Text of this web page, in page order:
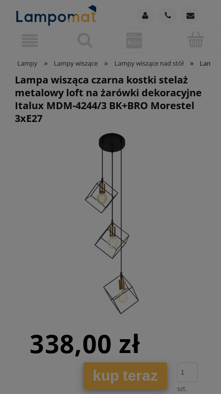
Lampy » Lampy wiszące » Lampy wiszące nad stół »
Lampa wisząca czarna kostki stelaż
metalowy loft na żarówki dekoracyjne
Italux MDM-4244/3 BK+BRO Morestel
3xE27
338,00 zł
kup teraz
szt.